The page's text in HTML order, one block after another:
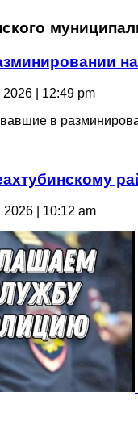
2026 | 12:49 pm
в
2026 | 10:12 am